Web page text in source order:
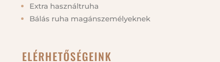
Extra használtruha
Bálás ruha magánszemélyeknek
ELÉRHETŐSÉGEINK